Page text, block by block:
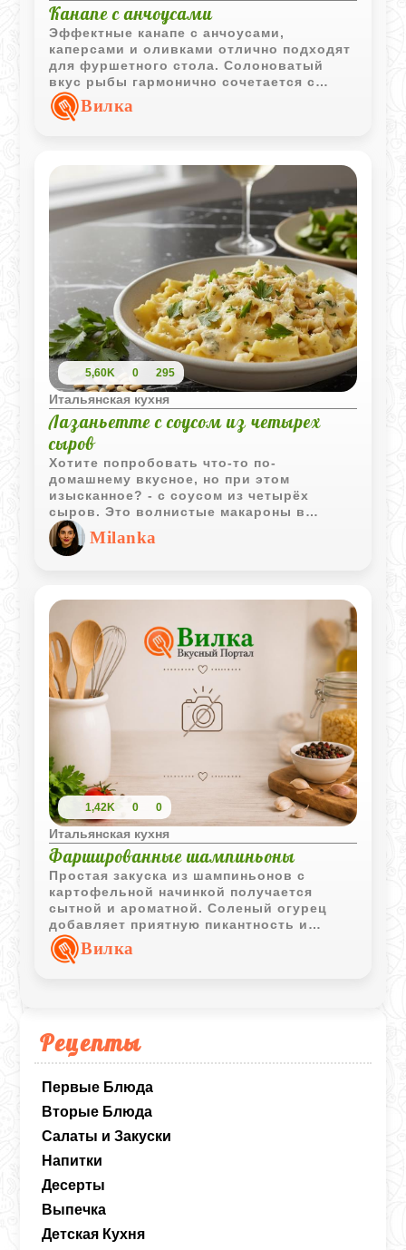
Рецепты
Первые Блюда
Вторые Блюда
Салаты и Закуски
Напитки
Десерты
Выпечка
Детская Кухня
Канапе с анчоусами
Эффектные канапе с анчоусами,
каперсами и оливками отлично подходят
для фуршетного стола. Солоноватый
вкус рыбы гармонично сочетается с
нежной основой из хлеба и майонезным
оформлением.
Вилка
5,60K 0 295
Итальянская кухня
Лазаньетте с соусом из четырех
сыров
Хотите попробовать что-то по-
домашнему вкусное, но при этом
изысканное? - с соусом из четырёх
сыров. Это волнистые макароны в
нежном сливочном соусе, посыпанные
хрустящими орешками и свежей
петрушкой. Очень вкусно и надолго
Milanka
1,42K 0 0
Итальянская кухня
Фаршированные шампиньоны
Простая закуска из шампиньонов с
картофельной начинкой получается
сытной и ароматной. Соленый огурец
добавляет приятную пикантность и
хорошо дополняет вкус грибов.
Вилка